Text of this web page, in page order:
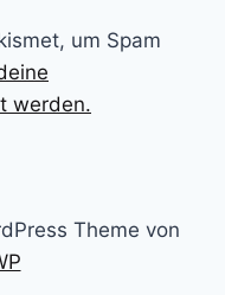
um Spam
werden.
Theme von